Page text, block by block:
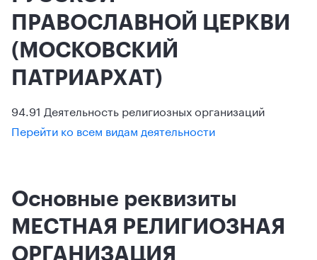
ПРАВОСЛАВНОЙ ЦЕРКВИ
(МОСКОВСКИЙ
ПАТРИАРХАТ)
94.91 Деятельность религиозных организаций
Перейти ко всем видам деятельности
Основные реквизиты
МЕСТНАЯ РЕЛИГИОЗНАЯ
ОРГАНИЗАЦИЯ